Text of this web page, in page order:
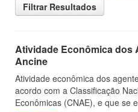
Filtrar Resultados
Atividade Econômica dos
Ancine
Atividade econômica dos
acordo com a Classificação
Econômicas (CNAE), e que se